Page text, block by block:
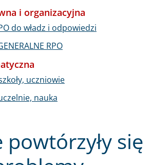
powtórzyły się
i organizacyjna
do władz i odpowiedzi
RPO
uczniowie
nauka